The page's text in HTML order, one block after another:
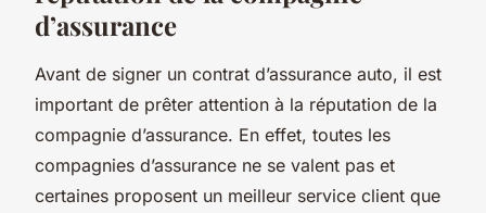
d’assurance
Avant de signer un contrat d’assurance auto, il est
important de prêter attention à la réputation de la
compagnie d’assurance. En effet, toutes les
compagnies d’assurance ne se valent pas et
certaines proposent un meilleur service client que